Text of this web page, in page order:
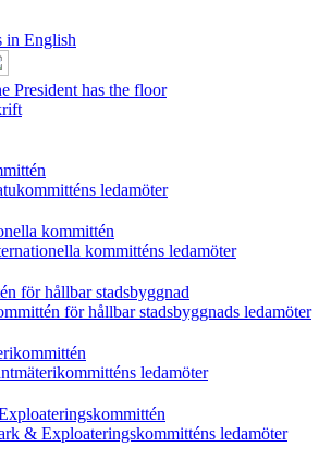
in English
President has the floor
ledamöter
kommittén
kommitténs ledamöter
för hållbar stadsbyggnad
för hållbar stadsbyggnads ledamöter
ledamöter
& Exploateringskommitténs ledamöter